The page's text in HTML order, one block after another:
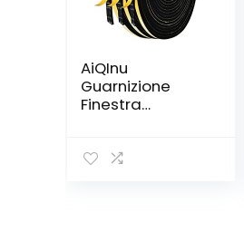
AiQInu
Guarnizione
Finestra
15m Schiuma